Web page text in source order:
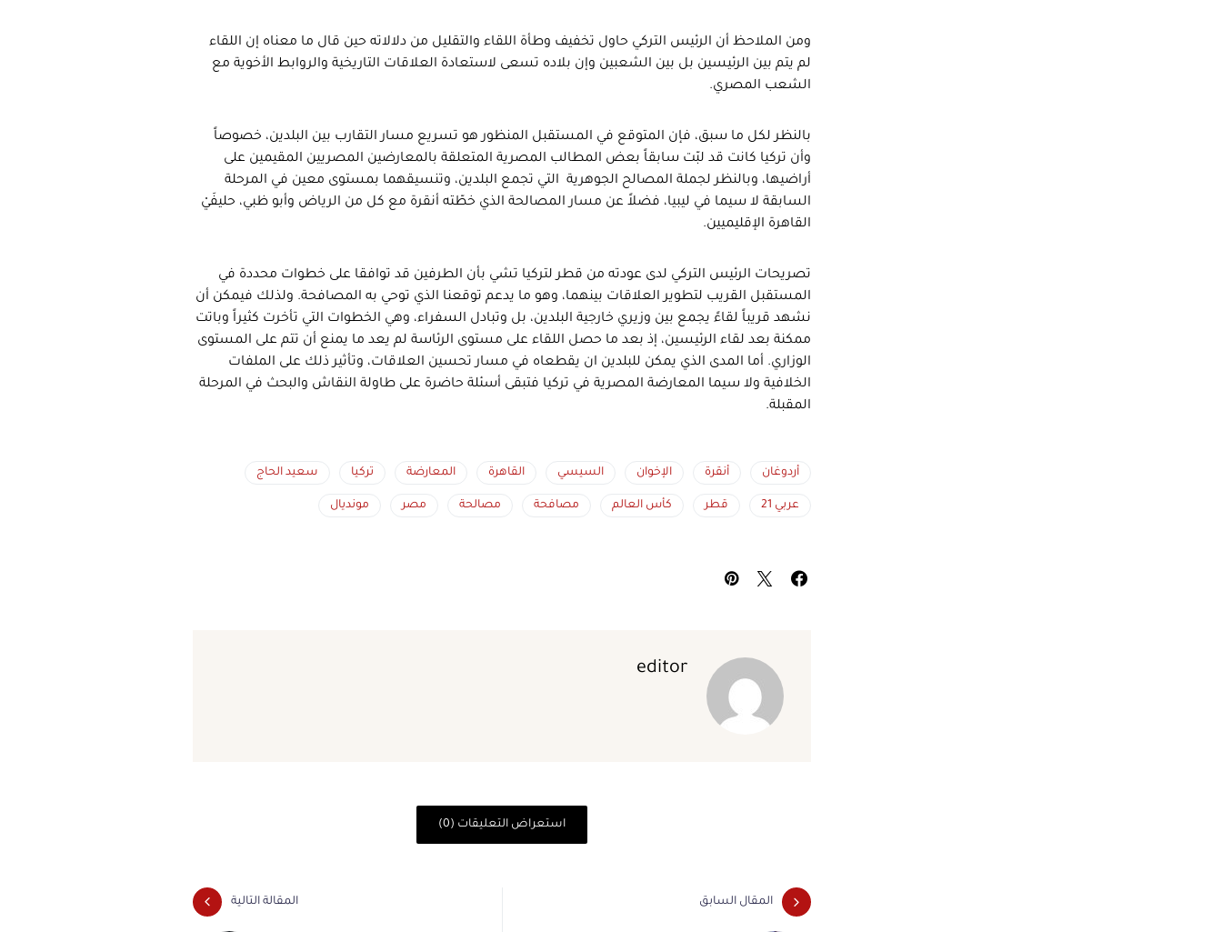
ومن الملاحظ أن الرئيس التركي حاول تخفيف وطأة اللقاء والتقليل من دلالاته حين قال ما معناه إن اللقاء
لم يتم بين الرئيسين بل بين الشعبين وإن بلاده تسعى لاستعادة العلاقات التاريخية والروابط الأخوية مع
الشعب المصري.
بالنظر لكل ما سبق، فإن المتوقع في المستقبل المنظور هو تسريع مسار التقارب بين البلدين، خصوصاً
وأن تركيا كانت قد لبّت سابقاً بعض المطالب المصرية المتعلقة بالمعارضين المصريين المقيمين على
أراضيها، وبالنظر لجملة المصالح الجوهرية التي تجمع البلدين، وتنسيقهما بمستوى معين في المرحلة
السابقة لا سيما في ليبيا، فضلاً عن مسار المصالحة الذي خطّته أنقرة مع كل من الرياض وأبو ظبي، حليفَيْ
القاهرة الإقليميين.
تصريحات الرئيس التركي لدى عودته من قطر لتركيا تشي بأن الطرفين قد توافقا على خطوات محددة في
المستقبل القريب لتطوير العلاقات بينهما، وهو ما يدعم توقعنا الذي توحي به المصافحة. ولذلك فيمكن أن
نشهد قريباً لقاءً يجمع بين وزيري خارجية البلدين، بل وتبادل السفراء، وهي الخطوات التي تأخرت كثيراً وباتت
ممكنة بعد لقاء الرئيسين، إذ بعد ما حصل اللقاء على مستوى الرئاسة لم يعد ما يمنع أن تتم على المستوى
الوزاري. أما المدى الذي يمكن للبلدين ان يقطعاه في مسار تحسين العلاقات، وتأثير ذلك على الملفات
الخلافية ولا سيما المعارضة المصرية في تركيا فتبقى أسئلة حاضرة على طاولة النقاش والبحث في المرحلة
المقبلة.
أردوغان أنقرة الإخوان السيسي القاهرة المعارضة تركيا سعيد الحاج
عربي 21 قطر كأس العالم مصافحة مصالحة مصر مونديال
editor
استعراض التعليقات (0)
المقال السابق المقالة التالية